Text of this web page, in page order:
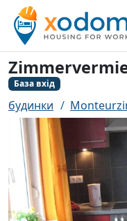
База вхід
будинки